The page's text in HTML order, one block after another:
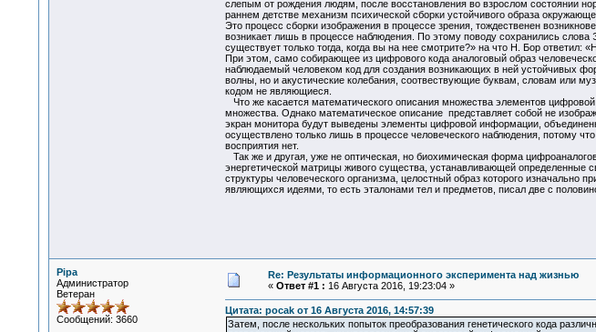
слепым от рождения людям, после восстановления во взрослом состоянии
раннем детстве механизм психической сборки устойчивого образа
Это процесс сборки изображения в процессе зрения, тождественен
возникает лишь в процессе наблюдения. По этому поводу сохранились
существует только тогда, когда вы на нее смотрите?» на что Н. Бор
При этом, само собирающее из цифрового кода аналоговый образ
наблюдаемый человеком код для создания возникающих в ней устойчивых
волны, но и акустические колебания, соотвествующие буквам, словам или
кодом не являющиеся.
Что же касается математического описания множества элементов
множества. Однако математическое описание представляет собой не
экран монитора будут выведены элементы цифровой информации,
осуществлено только лишь в процессе человеческого наблюдения, потому
восприятия нет.
Так же и другая, уже не оптическая, но биохимическая форма
энергетической матрицы живого существа, устанавливающей определенные
структуры человеческого организма, целостный образ которого
являющихся идеями, то есть эталонами тел и предметов, писал две с
Pipa
Администратор
Ветеран
Сообщений: 3660
Re: Результаты информационного эксперимента над жизнью
« Ответ #1 : 16 Августа 2016, 19:23:04 »
Цитата: pocak от 16 Августа 2016, 14:57:39
Затем, после нескольких попыток преобразования генетического кода